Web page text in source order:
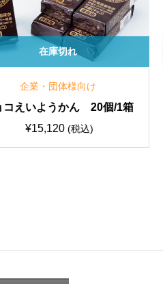
保存食・備蓄食品
非常食１週間セット
¥14,850
在庫切れ